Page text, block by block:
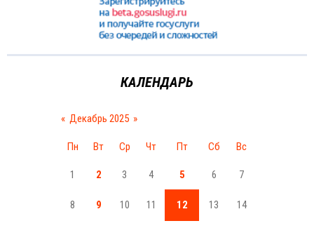
КАЛЕНДАРЬ
« Декабрь 2025 »
Пн Вт Ср Чт Пт Сб Вс
1 2 3 4 5 6 7
8 9 10 11 12 13 14